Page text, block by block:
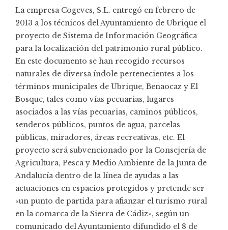
La empresa Cogeves, S.L. entregó en febrero de
2013 a los técnicos del Ayuntamiento de Ubrique el
proyecto de Sistema de Información Geográfica
para la localización del patrimonio rural público.
En este documento se han recogido recursos
naturales de diversa índole pertenecientes a los
términos municipales de Ubrique, Benaocaz y El
Bosque, tales como vías pecuarias, lugares
asociados a las vías pecuarias, caminos públicos,
senderos públicos, puntos de agua, parcelas
públicas, miradores, áreas recreativas, etc. El
proyecto será subvencionado por la Consejería de
Agricultura, Pesca y Medio Ambiente de la Junta de
Andalucía dentro de la línea de ayudas a las
actuaciones en espacios protegidos y pretende ser
«un punto de partida para afianzar el turismo rural
en la comarca de la Sierra de Cádiz», según un
comunicado del Ayuntamiento difundido el 8 de